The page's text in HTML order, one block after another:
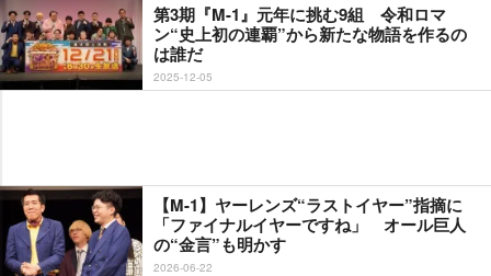
第3期『M-1』元年に挑む9組 令和ロマ
ン“史上初の連覇”から新たな物語を作るの
は誰だ
2025-12-05
【M-1】ヤーレンズ“ラストイヤー”指摘に
「ファイナルイヤーですね」 オール巨人
の“金言”も明かす
2026-06-22